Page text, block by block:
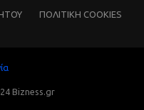
ΠΟΛΙΤΙΚΗ COOKIES
Bizness.gr